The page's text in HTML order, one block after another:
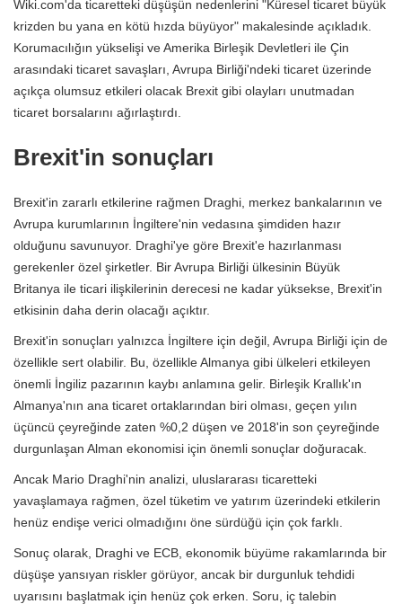
Wiki.com'da ticaretteki düşüşün nedenlerini "Küresel ticaret büyük
krizden bu yana en kötü hızda büyüyor" makalesinde açıkladık.
Korumacılığın yükselişi ve Amerika Birleşik Devletleri ile Çin
arasındaki ticaret savaşları, Avrupa Birliği'ndeki ticaret üzerinde
açıkça olumsuz etkileri olacak Brexit gibi olayları unutmadan
ticaret borsalarını ağırlaştırdı.
Brexit'in sonuçları
Brexit'in zararlı etkilerine rağmen Draghi, merkez bankalarının ve
Avrupa kurumlarının İngiltere'nin vedasına şimdiden hazır
olduğunu savunuyor. Draghi'ye göre Brexit'e hazırlanması
gerekenler özel şirketler. Bir Avrupa Birliği ülkesinin Büyük
Britanya ile ticari ilişkilerinin derecesi ne kadar yüksekse, Brexit'in
etkisinin daha derin olacağı açıktır.
Brexit'in sonuçları yalnızca İngiltere için değil, Avrupa Birliği için de
özellikle sert olabilir. Bu, özellikle Almanya gibi ülkeleri etkileyen
önemli İngiliz pazarının kaybı anlamına gelir. Birleşik Krallık'ın
Almanya'nın ana ticaret ortaklarından biri olması, geçen yılın
üçüncü çeyreğinde zaten %0,2 düşen ve 2018'in son çeyreğinde
durgunlaşan Alman ekonomisi için önemli sonuçlar doğuracak.
Ancak Mario Draghi'nin analizi, uluslararası ticaretteki
yavaşlamaya rağmen, özel tüketim ve yatırım üzerindeki etkilerin
henüz endişe verici olmadığını öne sürdüğü için çok farklı.
Sonuç olarak, Draghi ve ECB, ekonomik büyüme rakamlarında bir
düşüşe yansıyan riskler görüyor, ancak bir durgunluk tehdidi
uyarısını başlatmak için henüz çok erken. Soru, iç talebin